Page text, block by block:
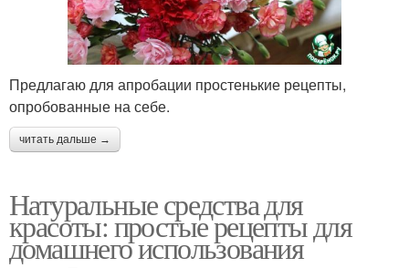
Предлагаю для апробации простенькие рецепты,
опробованные на себе.
читать дальше →
Натуральные средства для
красоты: простые рецепты для
домашнего использования